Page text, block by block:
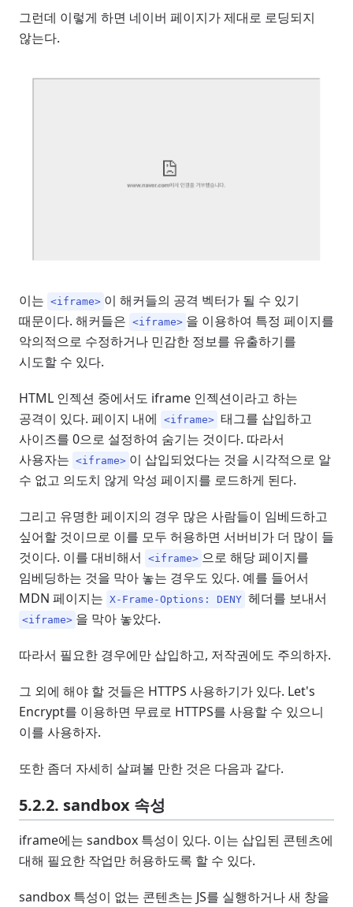
그런데 이렇게 하면 네이버 페이지가 제대로 로딩되지
않는다.
이는 <iframe> 이 해커들의 공격 벡터가 될 수 있기
때문이다. 해커들은 <iframe> 을 이용하여 특정 페이지를
악의적으로 수정하거나 민감한 정보를 유출하기를
시도할 수 있다.
HTML 인젝션 중에서도 iframe 인젝션이라고 하는
공격이 있다. 페이지 내에
<iframe> 태그를 삽입하고
사이즈를 0으로 설정하여 숨기는 것이다. 따라서
사용자는 <iframe> 이 삽입되었다는 것을 시각적으로 알
수 없고 의도치 않게 악성 페이지를 로드하게 된다.
그리고 유명한 페이지의 경우 많은 사람들이 임베드하고
싶어할 것이므로 이를 모두 허용하면 서버비가 더 많이 들
것이다. 이를 대비해서
<iframe> 으로 해당 페이지를
임베딩하는 것을 막아 놓는 경우도 있다. 예를 들어서
MDN 페이지는 X-Frame-Options: DENY 헤더를 보내서
<iframe> 을 막아 놓았다.
따라서 필요한 경우에만 삽입하고, 저작권에도 주의하자.
그 외에 해야 할 것들은 HTTPS 사용하기가 있다. Let's
Encrypt를 이용하면 무료로 HTTPS를 사용할 수 있으니
이를 사용하자.
또한 좀더 자세히 살펴볼 만한 것은 다음과 같다.
5.2.2. sandbox 속성
iframe에는 sandbox 특성이 있다. 이는 삽입된 콘텐츠에
대해 필요한 작업만 허용하도록 할 수 있다.
sandbox 특성이 없는 콘텐츠는 JS를 실행하거나 새 창을